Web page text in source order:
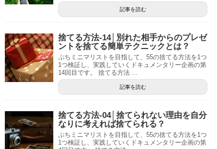
記事を読む
捨てる方法-14│別れた相手からのプレゼ
ントを捨てる簡単テクニックとは？
ぷちミニマリストを目指して、55の捨てる方法を1つ
1つ検証し、実践していくドキュメンタリー企画の第
14回目です。 捨てる方法 ...
記事を読む
捨てる方法-04│捨てられない理由を自分
なりに考えれば捨てられる？
ぷちミニマリストを目指して、55の捨てる方法を1つ
1つ検証し、実践していくドキュメンタリー企画の第